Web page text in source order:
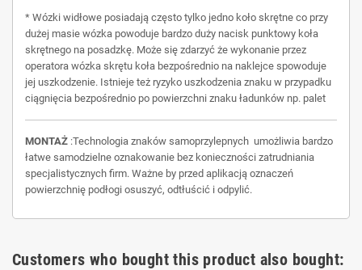
* Wózki widłowe posiadają często tylko jedno koło skrętne co przy
dużej masie wózka powoduje bardzo duży nacisk punktowy koła
skrętnego na posadzkę. Może się zdarzyć że wykonanie przez
operatora wózka skrętu koła bezpośrednio na naklejce spowoduje
jej uszkodzenie. Istnieje też ryzyko uszkodzenia znaku w przypadku
ciągnięcia bezpośrednio po powierzchni znaku ładunków np. palet
MONTAŻ :Technologia znaków samoprzylepnych umożliwia bardzo
łatwe samodzielne oznakowanie bez konieczności zatrudniania
specjalistycznych firm. Ważne by przed aplikacją oznaczeń
powierzchnię podłogi osuszyć, odtłuścić i odpylić.
Customers who bought this product also bought: